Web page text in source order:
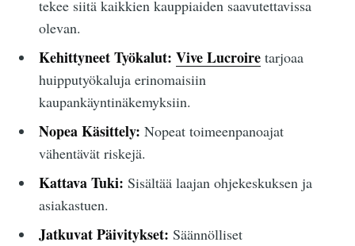
tekee siitä kaikkien kauppiaiden saavutettavissa
olevan.
Kehittyneet Työkalut: Vive Lucroiretarjoaa
huipputyökaluja erinomaisiin
kaupankäyntinäkemyksiin.
Nopea Käsittely: Nopeat toimeenpanoajat
vähentävät riskejä.
Kattava Tuki: Sisältää laajan ohjekeskuksen ja
asiakastuen.
Jatkuvat Päivitykset: Säännölliset